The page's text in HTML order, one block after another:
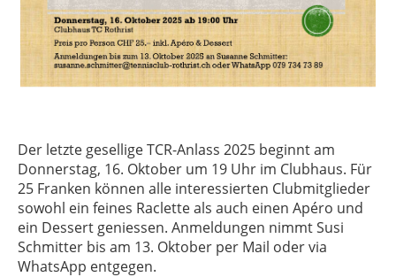
Der letzte gesellige TCR-Anlass 2025 beginnt am
Donnerstag, 16. Oktober um 19 Uhr im Clubhaus. Für
25 Franken können alle interessierten Clubmitglieder
sowohl ein feines Raclette als auch einen Apéro und
ein Dessert geniessen. Anmeldungen nimmt Susi
Schmitter bis am 13. Oktober per Mail oder via
WhatsApp entgegen.